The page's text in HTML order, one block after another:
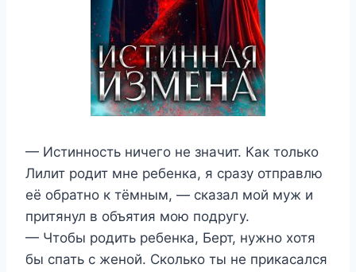
— Истинность ничего не значит. Как только
Лилит родит мне ребенка, я сразу отправлю
её обратно к тёмным, — сказал мой муж и
притянул в объятия мою подругу.
— Чтобы родить ребенка, Берт, нужно хотя
бы спать с женой. Сколько ты не прикасался